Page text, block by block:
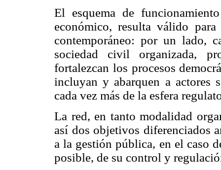
El esquema de
económico, resulta válido
contemporáneo: por un lado,
sociedad civil organizada,
fortalezcan los procesos
incluyan y abarquen a actores
cada vez más de la esfera
La red, en tanto modalidad
así dos objetivos diferenciados
a la gestión pública, en el caso
posible, de su control y